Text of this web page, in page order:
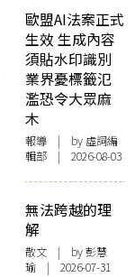
歐盟AI法案正式
生效 生成內容
須貼水印識別
業界憂標籤氾
濫恐令大眾麻
木
報導 | by 虛詞編
輯部 | 2026-08-03
無法跨越的理
解
散文 | by 彭慧
瑜 | 2026-07-31